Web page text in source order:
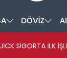
DÖVİZ
SİGORTA İLK